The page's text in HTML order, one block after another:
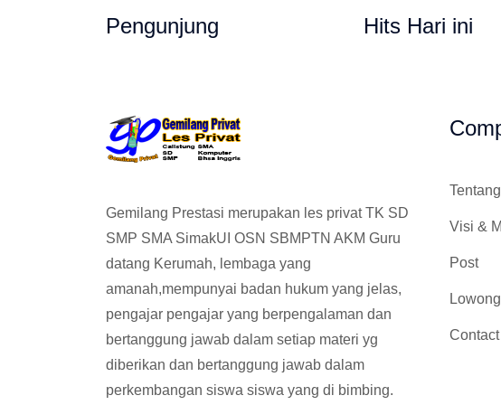
Pengunjung Hits Hari ini
Gemilang Prestasi merupakan les privat TK SD
SMP SMA SimakUI OSN SBMPTN AKM Guru
datang Kerumah, lembaga yang
amanah,mempunyai badan hukum yang jelas,
pengajar pengajar yang berpengalaman dan
bertanggung jawab dalam setiap materi yg
diberikan dan bertanggung jawab dalam
perkembangan siswa siswa yang di bimbing.
Tentang
Visi &
Post
Contact